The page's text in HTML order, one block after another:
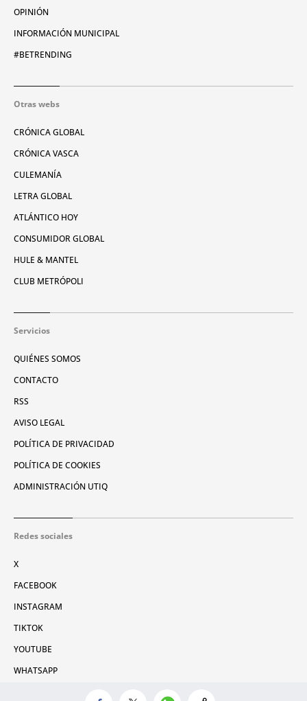
OPINIÓN
INFORMACIÓN MUNICIPAL
#BETRENDING
Otras webs
CRÓNICA GLOBAL
CRÓNICA VASCA
CULEMANÍA
LETRA GLOBAL
ATLÁNTICO HOY
CONSUMIDOR GLOBAL
HULE & MANTEL
CLUB METRÓPOLI
Servicios
QUIÉNES SOMOS
CONTACTO
RSS
AVISO LEGAL
POLÍTICA DE PRIVACIDAD
POLÍTICA DE COOKIES
ADMINISTRACIÓN UTIQ
Redes sociales
X
FACEBOOK
INSTAGRAM
TIKTOK
YOUTUBE
WHATSAPP